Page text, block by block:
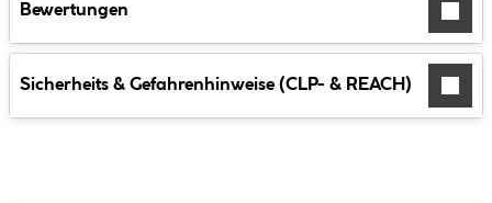
Bewertungen
Sicherheits & Gefahrenhinweise (CLP- & REACH)